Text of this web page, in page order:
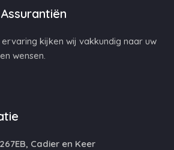
kijken wij vakkundig naar uw
wensen.
Cadier en Keer